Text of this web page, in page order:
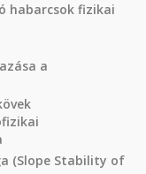
habarcsok fizikai
a
(Slope Stability of